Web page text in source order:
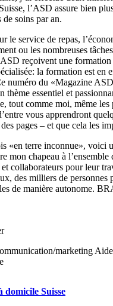
l’ASD assure bien
de soins par an.
le service de repas,
ou les nombreuses
reçoivent une
la formation est en
numéro du «Magazine
thème essentiel et
tout comme moi, même les
vous apprendront
pages – et que cela les
«en terre inconnue», voici
mon chapeau à l’ensemble
collaborateurs pour leur
des milliers de personnes
de manière autonome.
marketing
domicile Suisse